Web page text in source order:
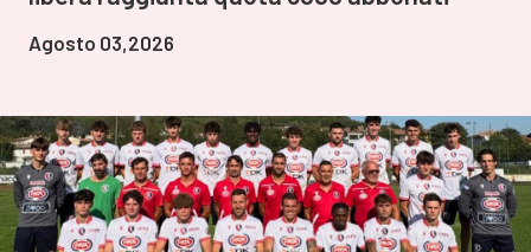
Agosto 03,2026